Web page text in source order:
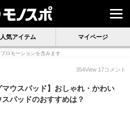
人気アイテム マイページ
ロモーションを含みます
354View 17コメント
マウスパッド】おしゃれ・かわい
パッドのおすすめは？